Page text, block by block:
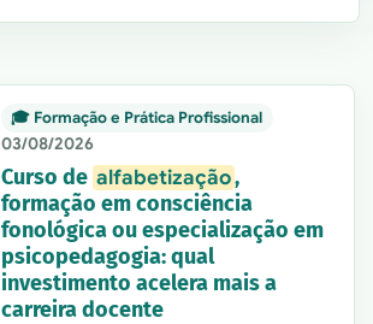
🎓 Formação e Prática Profissional
03/08/2026
Curso de alfabetização,
formação em consciência
fonológica ou especialização em
psicopedagogia: qual
investimento acelera mais a
carreira docente